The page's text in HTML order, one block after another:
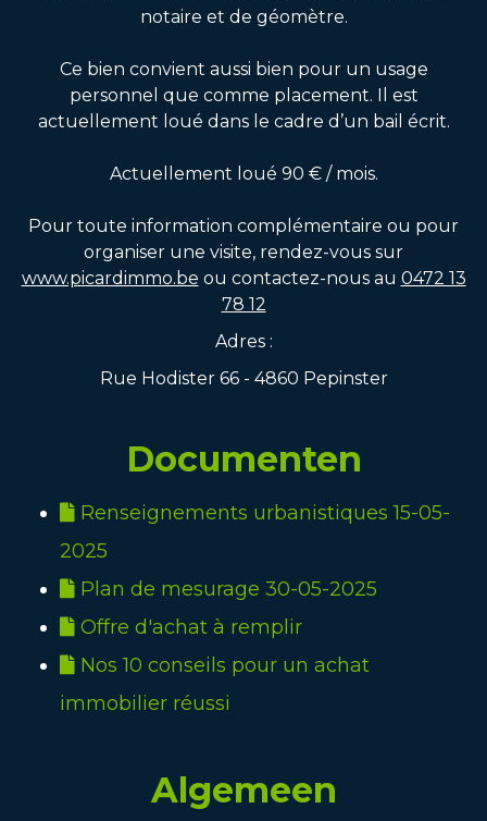
notaire et de géomètre.
Ce bien convient aussi bien pour un usage
personnel que comme placement. Il est
actuellement loué dans le cadre d’un bail écrit.
Actuellement loué 90 € / mois.
Pour toute information complémentaire ou pour
organiser une visite, rendez-vous sur
www.picardimmo.be ou contactez-nous au 0472 13
78 12
Adres :
Rue Hodister 66 - 4860 Pepinster
Documenten
Renseignements urbanistiques 15-05-
2025
Plan de mesurage 30-05-2025
Offre d'achat à remplir
Nos 10 conseils pour un achat
immobilier réussi
Algemeen